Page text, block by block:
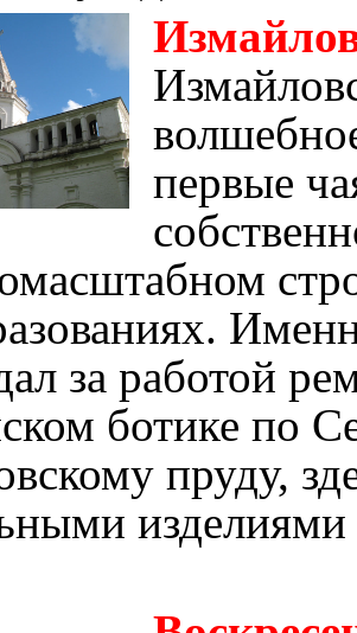
первые
за работой
ботике по
пруду,
изделиями